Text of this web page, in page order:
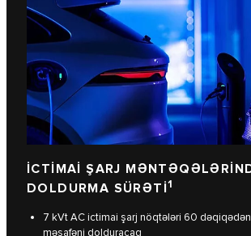
İCTİMAİ ŞARJ
DOLDURMA SÜRƏTİ1
7 kVt AC ictimai şarj nöqtələri 60
məsafəni dolduracaq